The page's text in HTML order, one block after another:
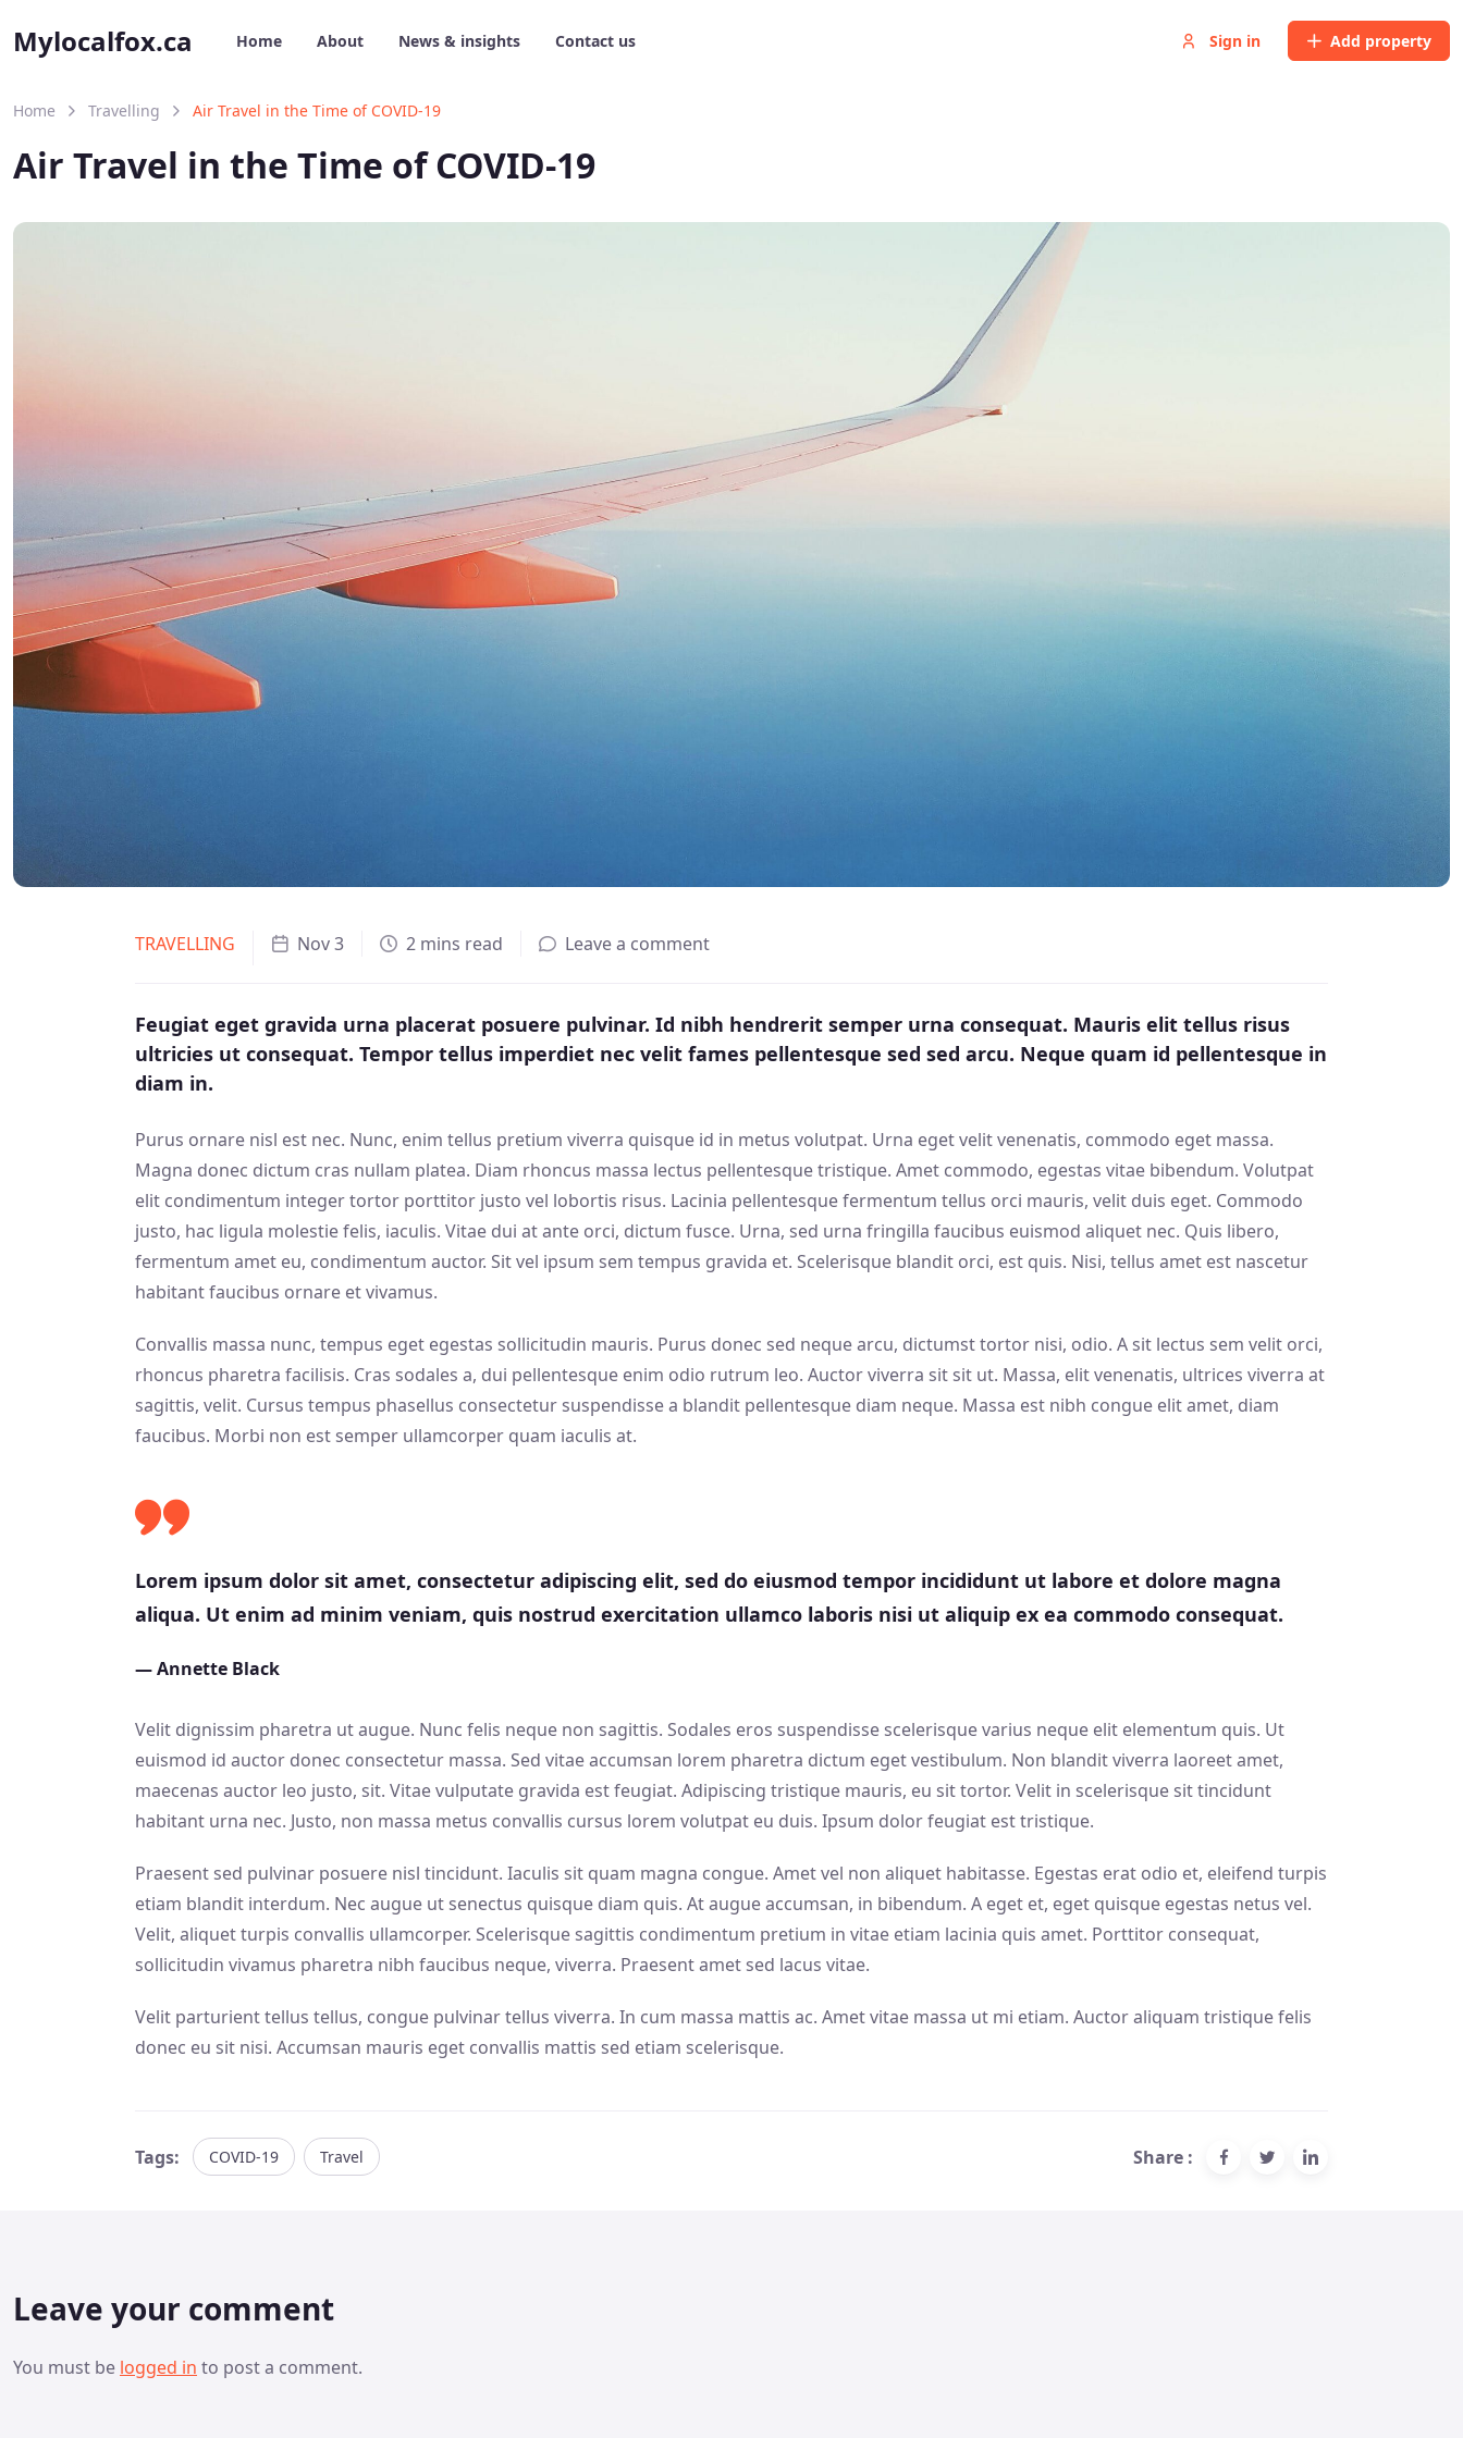
Mylocalfox.ca Sign in Add property
Home About News & insights Contact us
Home Travelling Air Travel in the Time of COVID-19
Air Travel in the Time of COVID-19
TRAVELLING Nov 3 2 mins read Leave a comment
Feugiat eget gravida urna placerat posuere pulvinar. Id nibh hendrerit semper urna consequat. Mauris elit tellus risus
ultricies ut consequat. Tempor tellus imperdiet nec velit fames pellentesque sed sed arcu. Neque quam id pellentesque in
diam in.
Purus ornare nisl est nec. Nunc, enim tellus pretium viverra quisque id in metus volutpat. Urna eget velit venenatis, commodo eget massa.
Magna donec dictum cras nullam platea. Diam rhoncus massa lectus pellentesque tristique. Amet commodo, egestas vitae bibendum. Volutpat
elit condimentum integer tortor porttitor justo vel lobortis risus. Lacinia pellentesque fermentum tellus orci mauris, velit duis eget. Commodo
justo, hac ligula molestie felis, iaculis. Vitae dui at ante orci, dictum fusce. Urna, sed urna fringilla faucibus euismod aliquet nec. Quis libero,
fermentum amet eu, condimentum auctor. Sit vel ipsum sem tempus gravida et. Scelerisque blandit orci, est quis. Nisi, tellus amet est nascetur
habitant faucibus ornare et vivamus.
Convallis massa nunc, tempus eget egestas sollicitudin mauris. Purus donec sed neque arcu, dictumst tortor nisi, odio. A sit lectus sem velit orci,
rhoncus pharetra facilisis. Cras sodales a, dui pellentesque enim odio rutrum leo. Auctor viverra sit sit ut. Massa, elit venenatis, ultrices viverra at
sagittis, velit. Cursus tempus phasellus consectetur suspendisse a blandit pellentesque diam neque. Massa est nibh congue elit amet, diam
faucibus. Morbi non est semper ullamcorper quam iaculis at.
Lorem ipsum dolor sit amet, consectetur adipiscing elit, sed do eiusmod tempor incididunt ut labore et dolore magna
aliqua. Ut enim ad minim veniam, quis nostrud exercitation ullamco laboris nisi ut aliquip ex ea commodo consequat.
— Annette Black
Velit dignissim pharetra ut augue. Nunc felis neque non sagittis. Sodales eros suspendisse scelerisque varius neque elit elementum quis. Ut
euismod id auctor donec consectetur massa. Sed vitae accumsan lorem pharetra dictum eget vestibulum. Non blandit viverra laoreet amet,
maecenas auctor leo justo, sit. Vitae vulputate gravida est feugiat. Adipiscing tristique mauris, eu sit tortor. Velit in scelerisque sit tincidunt
habitant urna nec. Justo, non massa metus convallis cursus lorem volutpat eu duis. Ipsum dolor feugiat est tristique.
Praesent sed pulvinar posuere nisl tincidunt. Iaculis sit quam magna congue. Amet vel non aliquet habitasse. Egestas erat odio et, eleifend turpis
etiam blandit interdum. Nec augue ut senectus quisque diam quis. At augue accumsan, in bibendum. A eget et, eget quisque egestas netus vel.
Velit, aliquet turpis convallis ullamcorper. Scelerisque sagittis condimentum pretium in vitae etiam lacinia quis amet. Porttitor consequat,
sollicitudin vivamus pharetra nibh faucibus neque, viverra. Praesent amet sed lacus vitae.
Velit parturient tellus tellus, congue pulvinar tellus viverra. In cum massa mattis ac. Amet vitae massa ut mi etiam. Auctor aliquam tristique felis
donec eu sit nisi. Accumsan mauris eget convallis mattis sed etiam scelerisque.
Tags: COVID-19 Travel Share :
Leave your comment
You must be logged in to post a comment.